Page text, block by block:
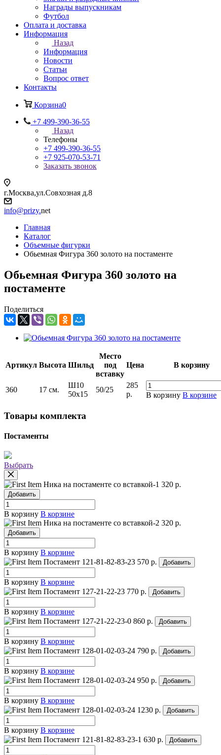
Награды выпускникам
Футбол
Оплата и доставка
Информация
Назад
Информация
Новости
Статьи
Вопрос ответ
Контакты
Корзина0
+7 499-390-36-55
Назад
Телефоны
+7 499-390-36-55
+7 925-070-53-71
Заказать звонок
г.Москва,ул.Совхозная д.8
info@prizy.net
Главная
Каталог
Объемные фигурки
Обьемная Фигура 360 золото на постаменте
Обьемная Фигура 360 золото на
постаменте
Поделиться
Артикул Высота Шильд
Место
под
вставку
Цена В корзину
360 17 см.
Ш10
50х15
50/25
285
р.
В корзину В корзине
Товары комплекта
Постаменты
Выбрать
Ника на постаменте со вставкой-1 320 р.
Добавить
В корзину В корзине
Ника на постаменте со вставкой-2 320 р.
Добавить
В корзину В корзине
Постамент 121-81-82-83-23 570 р. Добавить
В корзину В корзине
Постамент 127-21-22-23 770 р. Добавить
В корзину В корзине
Постамент 127-21-22-23-0 860 р. Добавить
В корзину В корзине
Постамент 128-01-02-03-24 790 р. Добавить
В корзину В корзине
Постамент 128-01-02-03-24 950 р. Добавить
В корзину В корзине
Постамент 128-01-02-03-24 1230 р. Добавить
В корзину В корзине
Постамент 121-81-82-83-23-1 630 р. Добавить